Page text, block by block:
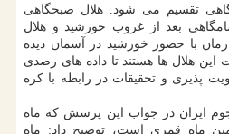
تقسیم می شود. هلال صبحگاهی
بعد از غروب خورشید و هلال
با حضور خورشید در آسمان دیده
هلال ها هستند تا داده های رصدی
پذیری و تحقیقات در رابطه با کره
ایران در جواب این پرسش که ماه
ماه قمری است، توضیح داد: ماه